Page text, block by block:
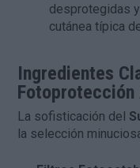
desprotegidas
cutánea típica
Ingredientes
Fotoprotección
La sofisticación del
la selección